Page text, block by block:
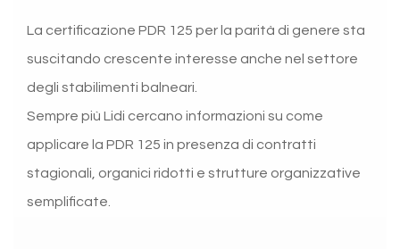
La certificazione PDR 125 per la parità di genere sta
suscitando crescente interesse anche nel settore
degli stabilimenti balneari.
Sempre più Lidi cercano informazioni su come
applicare la PDR 125 in presenza di contratti
stagionali, organici ridotti e strutture organizzative
semplificate.